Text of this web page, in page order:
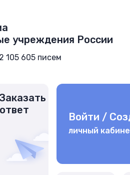
учреждения России
105 605 писем
Заказать
ответ
Войти /
личный